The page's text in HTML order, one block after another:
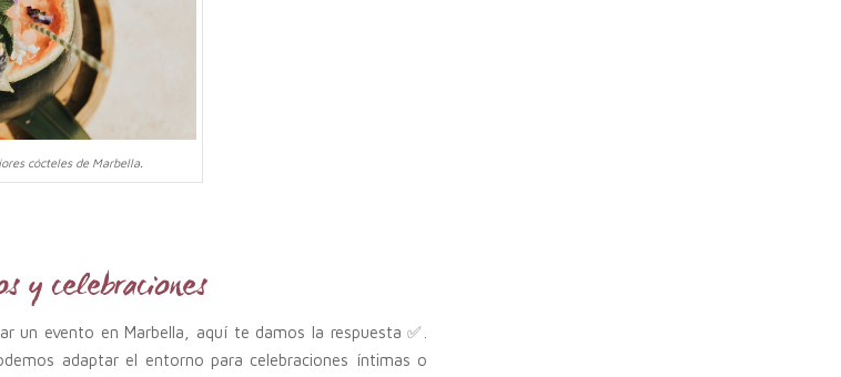
cócteles de Marbella.
y celebraciones
un evento en Marbella, aquí te damos la respuesta ✅.
adaptar el entorno para celebraciones íntimas o